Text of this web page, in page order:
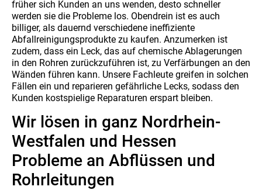
früher sich Kunden an uns wenden, desto schneller
werden sie die Probleme los. Obendrein ist es auch
billiger, als dauernd verschiedene ineffiziente
Abfallreinigungsprodukte zu kaufen. Anzumerken ist
zudem, dass ein Leck, das auf chemische Ablagerungen
in den Rohren zurückzuführen ist, zu Verfärbungen an den
Wänden führen kann. Unsere Fachleute greifen in solchen
Fällen ein und reparieren gefährliche Lecks, sodass den
Kunden kostspielige Reparaturen erspart bleiben.
Wir lösen in ganz Nordrhein-
Westfalen und Hessen
Probleme an Abflüssen und
Rohrleitungen